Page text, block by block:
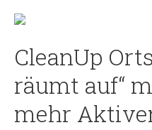
CleanUp
räumt auf“
mehr